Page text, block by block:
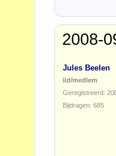
2008-
Jules Beelen
lid/medlem
Geregistreerd:
Bijdragen: 685